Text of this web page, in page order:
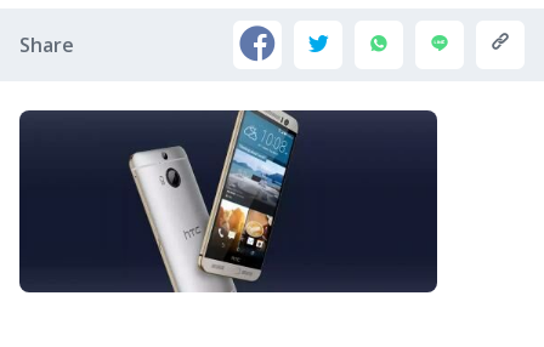
Share